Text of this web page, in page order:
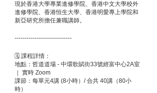
現於香港大學專業進修學院、香港中文大學校外
進修學院、香港恒生大學、香港明愛專上學院和
新亞研究所擔任兼職講師。
-----------------------------
🗓 課程詳情：
地點：哲道道場 - 中環歌賦街33號經富中心2A室
｜ 實時 Zoom
課節：每單元4講 (8小時）/ 合共 40講（80小
時）